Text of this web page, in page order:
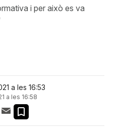
i per això es va
a les 16:53
a les 16:58
Facebook
Email